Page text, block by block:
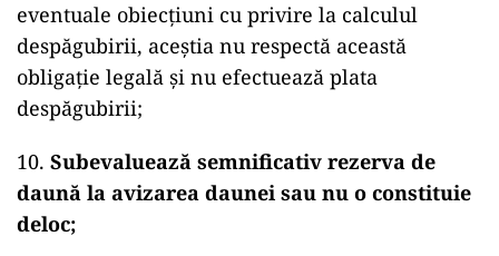
eventuale obiecțiuni cu privire la calculul
despăgubirii, aceștia nu respectă această
obligație legală și nu efectuează plata
despăgubirii;
10. Subevaluează semnificativ rezerva de
daună la avizarea daunei sau nu o constituie
deloc;